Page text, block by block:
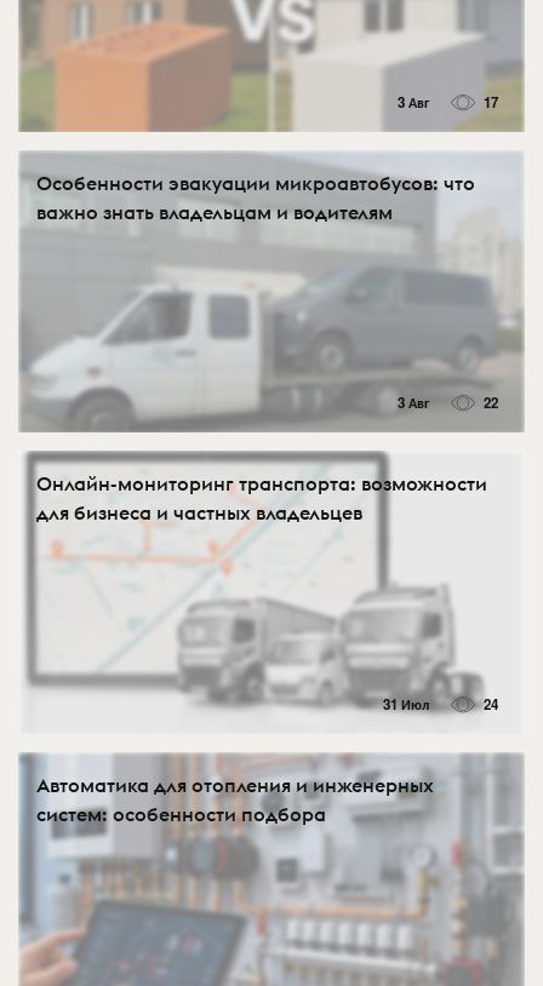
3 Авг 17
Особенности эвакуации микроавтобусов: что
важно знать владельцам и водителям
3 Авг 22
Онлайн-мониторинг транспорта: возможности
для бизнеса и частных владельцев
31 Июл 24
Автоматика для отопления и инженерных
систем: особенности подбора